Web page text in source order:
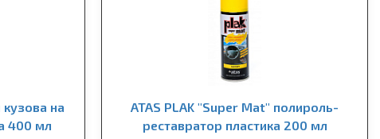
кузова на
400 мл
ATAS PLAK "Super Mat" полироль-
реставратор пластика 200 мл